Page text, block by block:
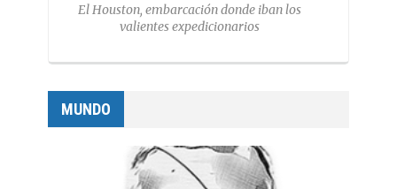
El Houston, embarcación donde iban los
valientes expedicionarios
MUNDO